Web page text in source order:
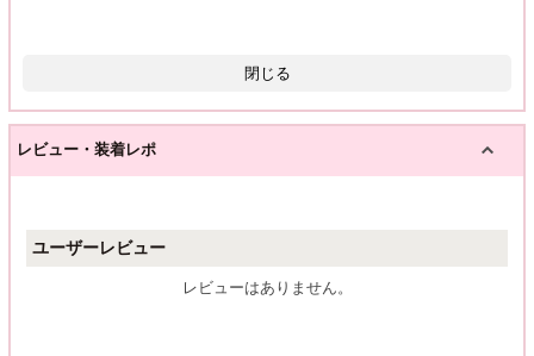
閉じる
レビュー・装着レポ
ユーザーレビュー
レビューはありません。